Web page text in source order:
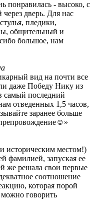
понравилась - высоко, с
дверь. Для нас
пледики,
общительный и
большое, нам
вид на почти все
даже Победу Нику из
самый последний
отведенных 1,5 часов,
заранее больше
местом!)
фамилией, запуская ее
же решала свои первые
соотношение
которая порой
говорить